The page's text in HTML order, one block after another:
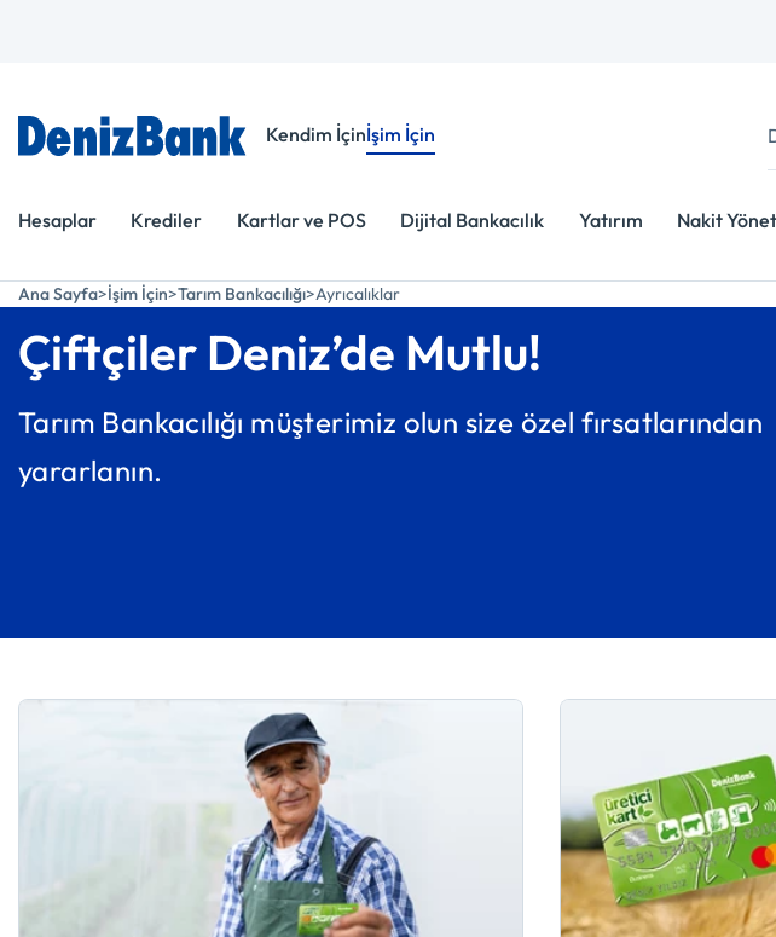
Kendim İçinİşim İçin
Hesaplar Krediler Kartlar ve POS Dijital Bankacılık Yatırım Nakit
Ana Sayfa İşim İçin Tarım Bankacılığı Ayrıcalıklar
Çiftçiler Deniz’de Mutlu!
Tarım Bankacılığı müşterimiz olun size özel fırsatlarından
yararlanın.